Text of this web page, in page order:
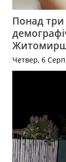
Понад три
Четвер, 6